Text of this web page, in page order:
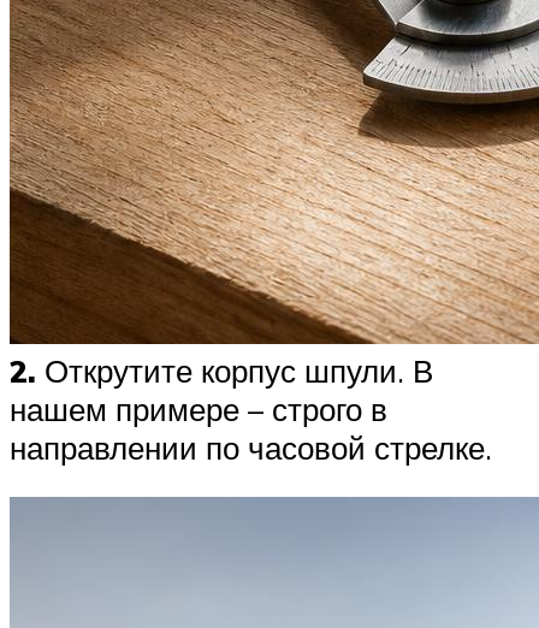
2. Открутите корпус шпули. В
нашем примере – строго в
направлении по часовой стрелке.